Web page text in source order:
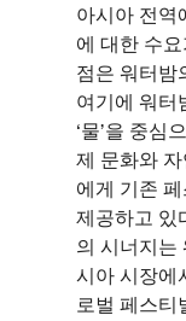
아시아 전역
에 대한 수
점은 워터밤
여기에 워터
‘물’을 중심
제 문화와
에게 기존
제공하고 있
의 시너지는
시아 시장에
로벌 페스티